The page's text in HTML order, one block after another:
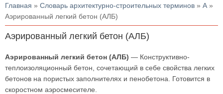
Вы здесь
Главная » Словарь архитектурно-строительных терминов » А »
Аэрированный легкий бетон (АЛБ)
Аэрированный легкий бетон (АЛБ)
Аэрированный легкий бетон (АЛБ) — Конструктивно-
теплоизоляционный бетон, сочетающий в себе свойства легких
бетонов на пористых заполнителях и пенобетона. Готовится в
скоростном аэросмесителе.